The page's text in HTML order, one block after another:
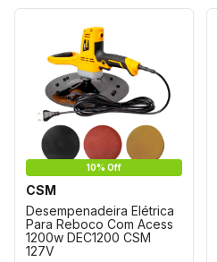
10% Off
CSM
Desempenadeira Elétrica
Para Reboco Com Acess
1200w DEC1200 CSM
127V